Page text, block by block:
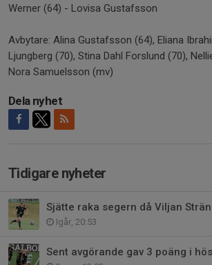
Werner (64) - Lovisa Gustafsson
Avbytare: Alina Gustafsson (64), Eliana
Ljungberg (70), Stina Dahl Forslund (70),
Nora Samuelsson (mv)
Dela nyhet
Tidigare nyheter
Igår, 20:53
Sent avgörande gav 3 poäng i